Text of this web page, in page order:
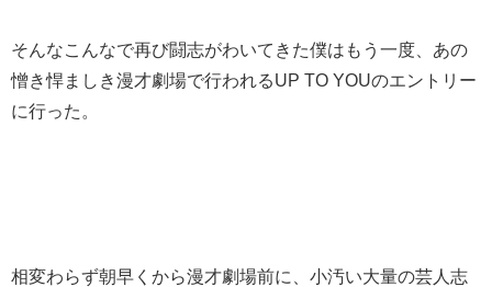
そんなこんなで再び闘志がわいてきた僕はもう一度、あの
憎き悍ましき漫才劇場で行われるUP TO YOUのエントリー
に行った。
相変わらず朝早くから漫才劇場前に、小汚い大量の芸人志